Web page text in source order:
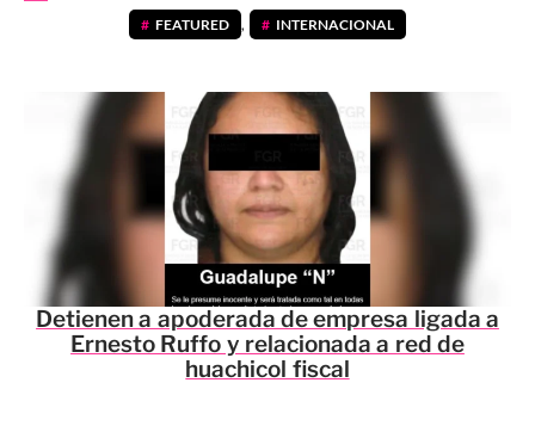
FEATURED , INTERNACIONAL
Detienen a apoderada de empresa ligada a
Ernesto Ruffo y relacionada a red de
huachicol fiscal